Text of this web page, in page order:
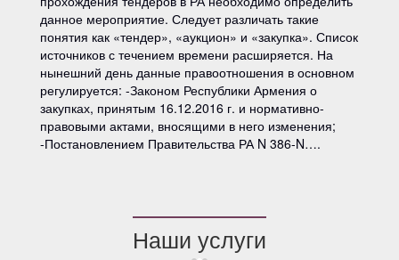
данное мероприятие. Следует различать такие
понятия как «тендер», «аукцион» и «закупка». Список
источников с течением времени расширяется. На
нынешний день данные правоотношения в основном
регулируется: -Законом Республики Армения о
закупках, принятым 16.12.2016 г. и нормативно-
правовыми актами, вносящими в него изменения;
-Постановлением Правительства РА N 386-N….
Наши услуги